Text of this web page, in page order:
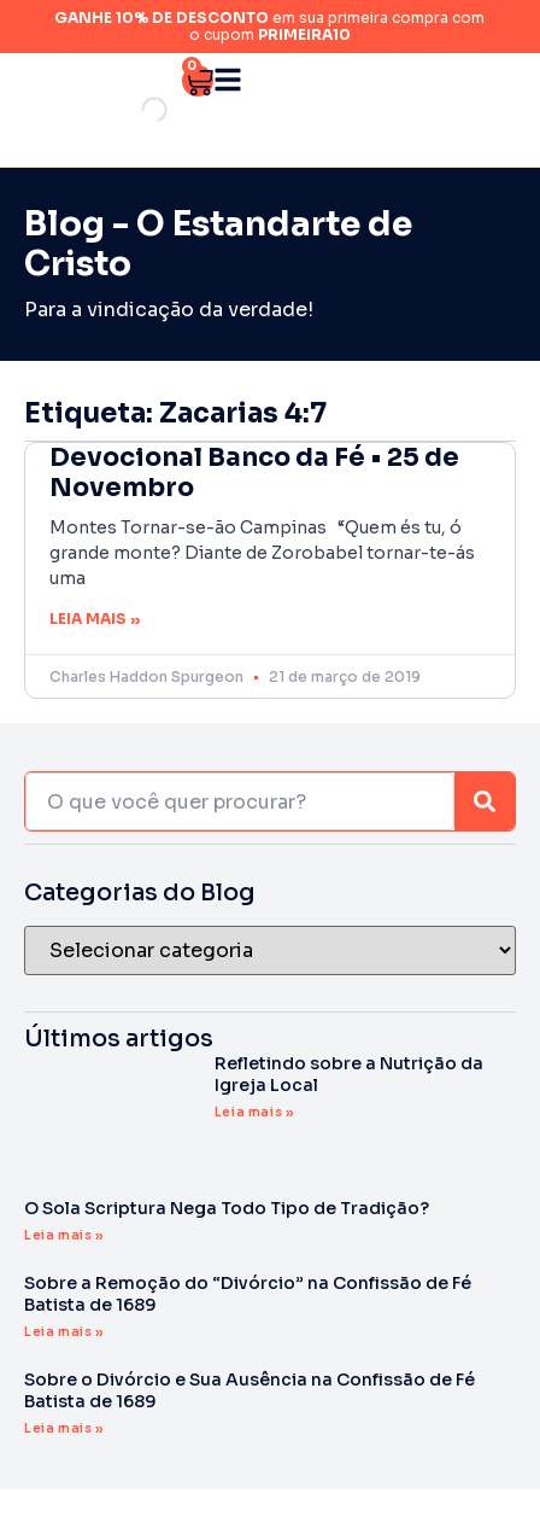
GANHE 10% DE DESCONTO em sua primeira compra com
o cupom PRIMEIRA10
0
Blog - O Estandarte de
Cristo
Para a vindicação da verdade!
Etiqueta: Zacarias 4:7
Devocional Banco da Fé • 25 de
Novembro
Montes Tornar-se-ão Campinas “Quem és tu, ó
grande monte? Diante de Zorobabel tornar-te-ás
uma
LEIA MAIS »
Charles Haddon Spurgeon 21 de março de 2019
Categorias do Blog
Últimos artigos
Refletindo sobre a Nutrição da
Igreja Local
Leia mais »
O Sola Scriptura Nega Todo Tipo de Tradição?
Leia mais »
Sobre a Remoção do “Divórcio” na Confissão de Fé
Batista de 1689
Leia mais »
Sobre o Divórcio e Sua Ausência na Confissão de Fé
Batista de 1689
Leia mais »